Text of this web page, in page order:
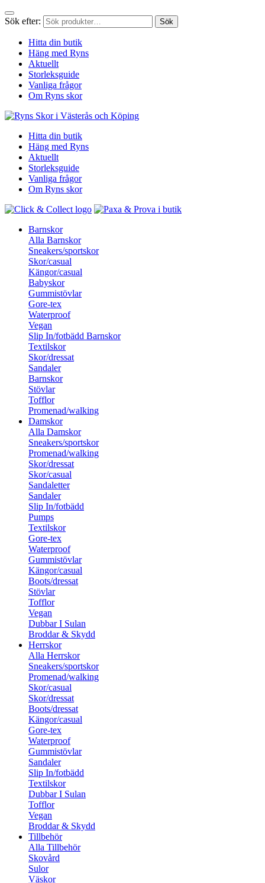
Sök efter: Sök
Hitta din butik
Häng med Ryns
Aktuellt
Storleksguide
Vanliga frågor
Om Ryns skor
Hitta din butik
Häng med Ryns
Aktuellt
Storleksguide
Vanliga frågor
Om Ryns skor
Barnskor
Alla Barnskor
Sneakers/sportskor
Skor/casual
Kängor/casual
Babyskor
Gummistövlar
Gore-tex
Waterproof
Vegan
Slip In/fotbädd Barnskor
Textilskor
Skor/dressat
Sandaler
Barnskor
Stövlar
Tofflor
Promenad/walking
Damskor
Alla Damskor
Sneakers/sportskor
Promenad/walking
Skor/dressat
Skor/casual
Sandaletter
Sandaler
Slip In/fotbädd
Pumps
Textilskor
Gore-tex
Waterproof
Gummistövlar
Kängor/casual
Boots/dressat
Stövlar
Tofflor
Vegan
Dubbar I Sulan
Broddar & Skydd
Herrskor
Alla Herrskor
Sneakers/sportskor
Promenad/walking
Skor/casual
Skor/dressat
Boots/dressat
Kängor/casual
Gore-tex
Waterproof
Gummistövlar
Sandaler
Slip In/fotbädd
Textilskor
Dubbar I Sulan
Tofflor
Vegan
Broddar & Skydd
Tillbehör
Alla Tillbehör
Skovård
Sulor
Väskor